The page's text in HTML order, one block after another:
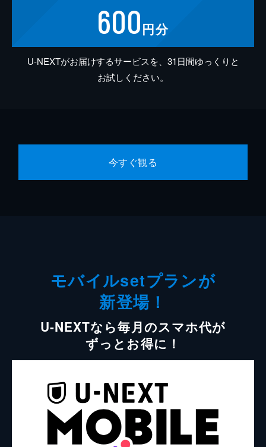
600円分
U-NEXTがお届けするサービスを、31日間ゆっくりと
お試しください。
今すぐ観る
モバイルsetプランが
新登場！
U-NEXTなら毎月のスマホ代が
ずっとお得に！